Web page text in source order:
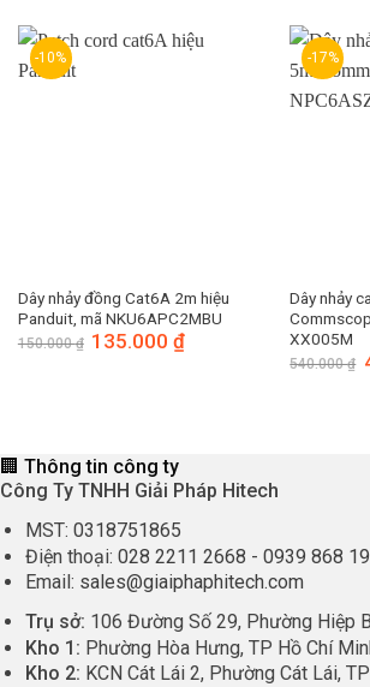
-10%
Dây nhảy đồng Cat6A 2m hiệu
Panduit, mã NKU6APC2MBU
150.000₫ Giá
gốc
135.000₫
-17%
Dây nhảy
XX005M
540.000₫
🏢 Thông tin công ty
Công Ty TNHH Giải Pháp Hitech
MST: 0318751865
Điện thoại: 028 2211 2668 - 0939 868
Email: sales@giaiphaphitech.com
Trụ sở: 106 Đường Số 29, Phường Hiệp
Kho 1: Phường Hòa Hưng, TP Hồ Chí
Kho 2: KCN Cát Lái 2, Phường Cát Lái,